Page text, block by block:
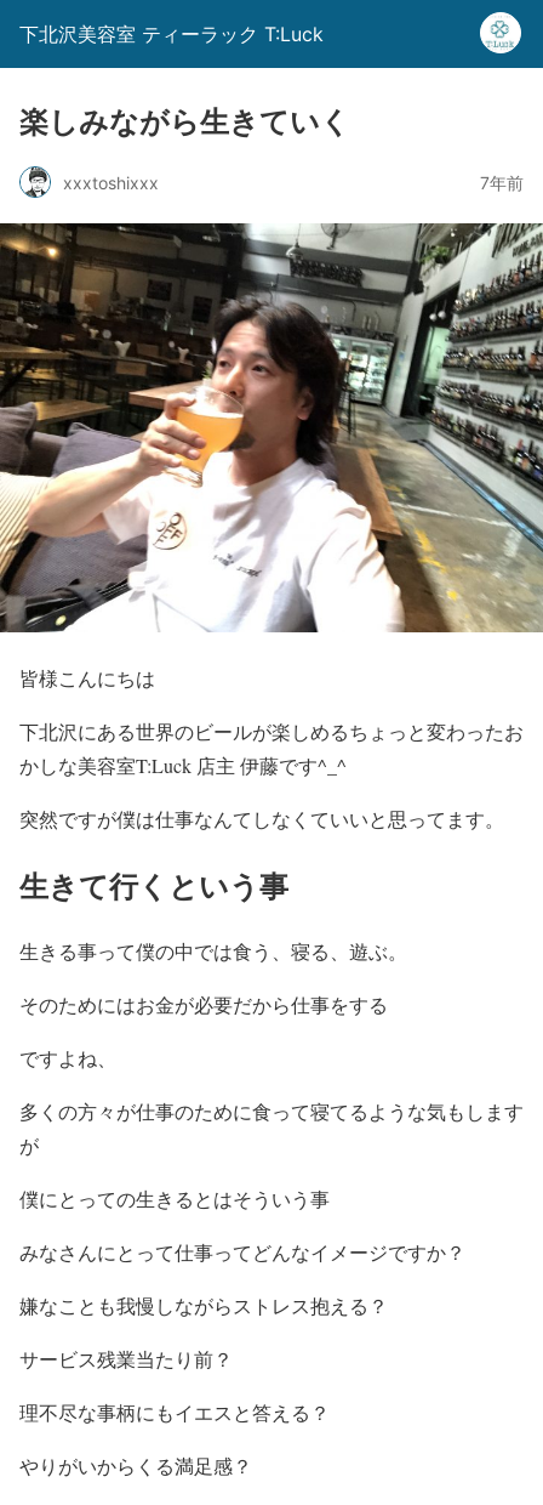
下北沢美容室 ティーラック T:Luck
楽しみながら生きていく
xxxtoshixxx 7年前
皆様こんにちは
下北沢にある世界のビールが楽しめるちょっと変わったお
かしな美容室T:Luck 店主 伊藤です^_^
突然ですが僕は仕事なんてしなくていいと思ってます。
生きて行くという事
生きる事って僕の中では食う、寝る、遊ぶ。
そのためにはお金が必要だから仕事をする
ですよね、
多くの方々が仕事のために食って寝てるような気もします
が
僕にとっての生きるとはそういう事
みなさんにとって仕事ってどんなイメージですか？
嫌なことも我慢しながらストレス抱える？
サービス残業当たり前？
理不尽な事柄にもイエスと答える？
やりがいからくる満足感？